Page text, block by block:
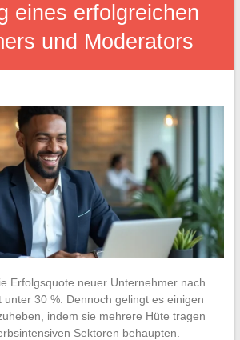
eines erfolgreichen
und Moderators
Erfolgsquote neuer Unternehmer nach
30 %. Dennoch gelingt es einigen
indem sie mehrere Hüte tragen
Sektoren behaupten.